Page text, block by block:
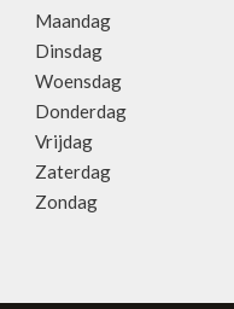
Maandag
Dinsdag
Woensdag
Donderdag
Vrijdag
Zaterdag
Zondag